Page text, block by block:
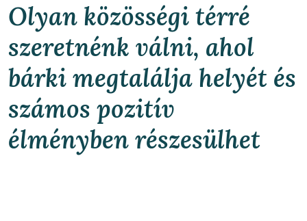
Olyan közösségi térré
szeretnénk válni, ahol
bárki megtalálja helyét és
számos pozitív
élményben részesülhet